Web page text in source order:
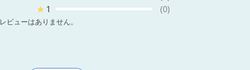
★ 1 (0)
レビューはありません。